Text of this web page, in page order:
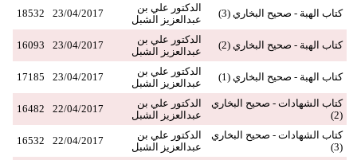
كتاب الهبة - صحيح البخاري (3)
الدكتور علي بن
عبدالعزيز الشبل
23/04/2017
18532
كتاب الهبة - صحيح البخاري (2)
الدكتور علي بن
عبدالعزيز الشبل
23/04/2017
16093
كتاب الهبة - صحيح البخاري (1)
الدكتور علي بن
عبدالعزيز الشبل
23/04/2017
17185
كتاب الشهادات - صحيح البخاري
(2)
الدكتور علي بن
عبدالعزيز الشبل
22/04/2017
16482
كتاب الشهادات - صحيح البخاري
(3)
الدكتور علي بن
عبدالعزيز الشبل
22/04/2017
16532